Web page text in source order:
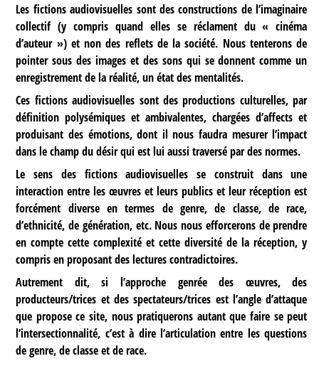
Les fictions audiovisuelles sont des constructions de l’imaginaire
collectif (y compris quand elles se réclament du « cinéma
d’auteur ») et non des reflets de la société. Nous tenterons de
pointer sous des images et des sons qui se donnent comme un
enregistrement de la réalité, un état des mentalités.
Ces fictions audiovisuelles sont des productions culturelles, par
définition polysémiques et ambivalentes, chargées d’affects et
produisant des émotions, dont il nous faudra mesurer l’impact
dans le champ du désir qui est lui aussi traversé par des normes.
Le sens des fictions audiovisuelles se construit dans une
interaction entre les œuvres et leurs publics et leur réception est
forcément diverse en termes de genre, de classe, de race,
d’ethnicité, de génération, etc. Nous nous efforcerons de prendre
en compte cette complexité et cette diversité de la réception, y
compris en proposant des lectures contradictoires.
Autrement dit, si l’approche genrée des œuvres, des
producteurs/trices et des spectateurs/trices est l’angle d’attaque
que propose ce site, nous pratiquerons autant que faire se peut
l’intersectionnalité, c’est à dire l’articulation entre les questions
de genre, de classe et de race.